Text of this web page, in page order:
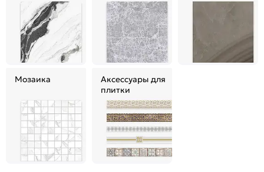
Мозаика
Аксессуары для
плитки